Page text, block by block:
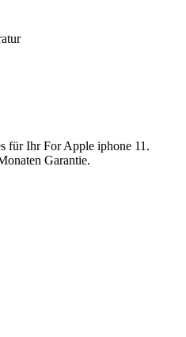
für IhrFor Apple iphone 11 .
Garantie.